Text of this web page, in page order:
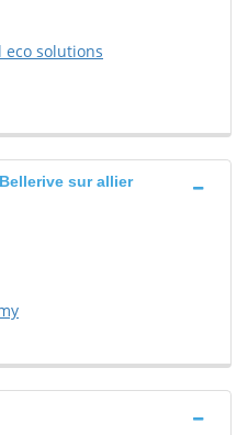
eco solutions
sur allier